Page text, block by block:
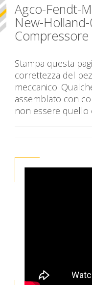
Agco-Fendt-
New-
Compressore
Stampa questa
correttezza del
meccanico.
assemblato con
non essere quello